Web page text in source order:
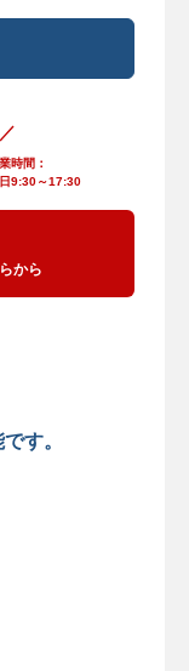
時間：
9:30～17:30
から
す。